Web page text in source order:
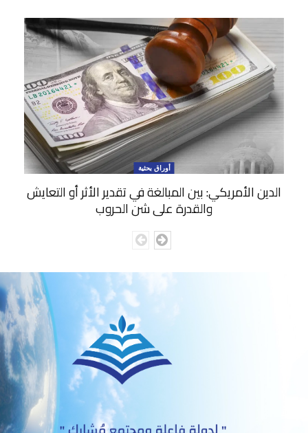
أوراق بحثية
الدين الأمريكي: بين المبالغة في تقدير الأثر أو التعايش
والقدرة على شن الحروب